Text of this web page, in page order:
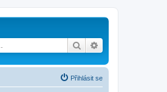
Hledat
Přihlásit se